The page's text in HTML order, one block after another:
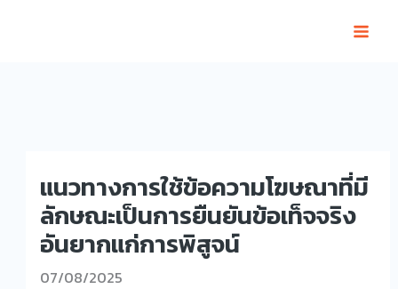
แนวทางการใช้ข้อความโฆษณาที่มี
ลักษณะเป็นการยืนยันข้อเท็จจริง
อันยากแก่การพิสูจน์
07/08/2025